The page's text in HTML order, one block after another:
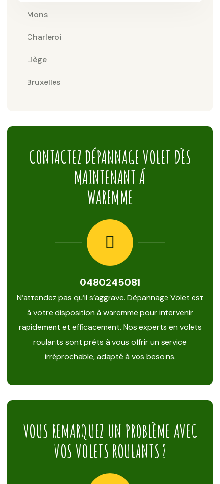
Mons
Charleroi
Liège
Bruxelles
CONTACTEZ DÉPANNAGE VOLET DÈS
MAINTENANT Á
WAREMME
0480245081
N’attendez pas qu’il s’aggrave. Dépannage Volet est
à votre disposition à waremme pour intervenir
rapidement et efficacement. Nos experts en volets
roulants sont prêts à vous offrir un service
irréprochable, adapté à vos besoins.
VOUS REMARQUEZ UN PROBLÈME AVEC
VOS VOLETS ROULANTS ?